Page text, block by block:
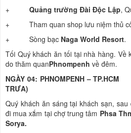
+ Quảng trường Đài Độc Lập,
+ Tham quan shop lưu niệm thủ
+ Sòng bạc Naga World Resort.
Tối Quý khách ăn tối tại nhà hàng. Về
do thăm quanPhnompenh về đêm.
NGÀY 04: PHNOMPENH –
TRƯA)
Quý khách ăn sáng tại khách sạn,
đi mua xắm tại chợ trung tâm Phsa
Sorya.